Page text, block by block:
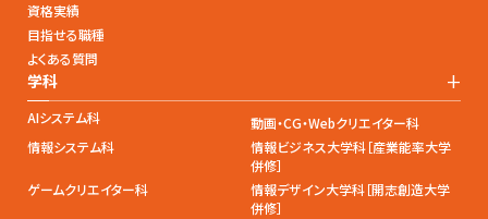
資格実績
目指せる職種
よくある質問
学科 +
AIシステム科
動画・CG・Webクリエイター科
情報システム科
情報ビジネス大学科［産業能率大学
併修］
ゲームクリエイター科
情報デザイン大学科［開志創造大学
併修］